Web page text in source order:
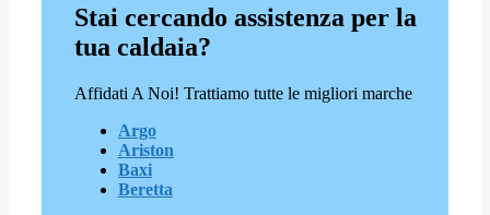
Stai cercando assistenza per la
tua caldaia?
Affidati A Noi! Trattiamo tutte le migliori marche
Argo
Ariston
Baxi
Beretta